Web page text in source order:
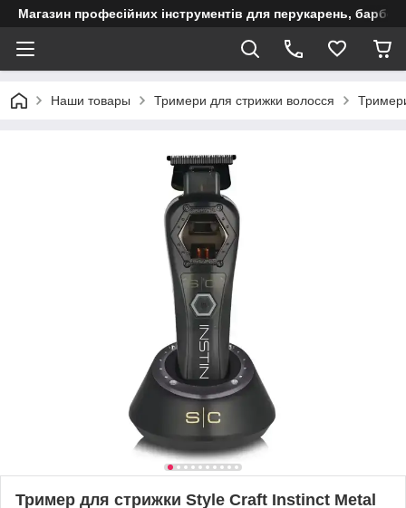
Магазин професійних інструментів для перукарень,
Наши товары Тримери для стрижки волосся
Тример для стрижки Style Craft Instinct Metal